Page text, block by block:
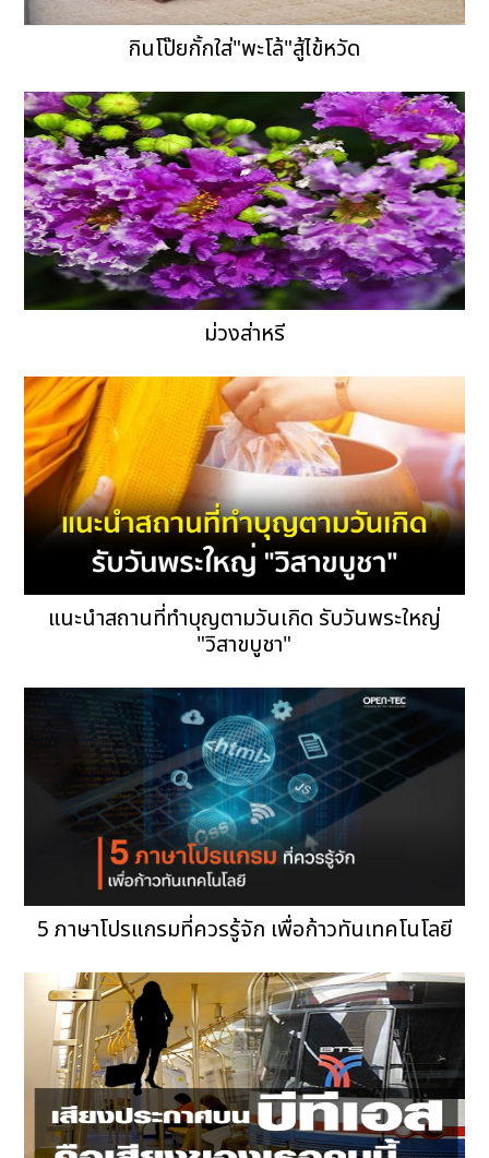
กินโป๊ยกั้กใส่"พะโล้"สู้ไข้หวัด
ม่วงส่าหรี
แนะนำสถานที่ทำบุญตามวันเกิด รับวันพระใหญ่
"วิสาขบูชา"
5 ภาษาโปรแกรมที่ควรรู้จัก เพื่อก้าวทันเทคโนโลยี